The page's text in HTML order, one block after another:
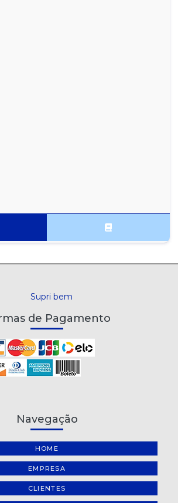
de Pagamento
Navegação
HOME
EMPRESA
CLIENTES